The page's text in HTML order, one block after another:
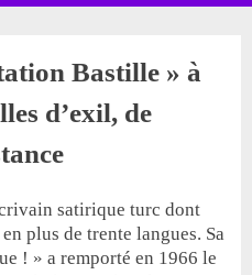
Bastille » à
d’exil, de
satirique turc dont
plus de trente langues. Sa
! » a remporté en 1966 le